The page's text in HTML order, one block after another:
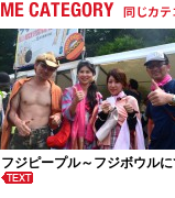
フジピープル～フジボウル